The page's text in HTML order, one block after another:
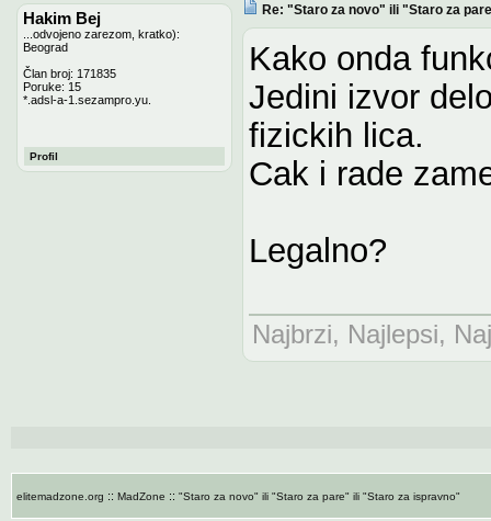
Hakim Bej
...odvojeno zarezom, kratko):
Beograd
Član broj: 171835
Poruke: 15
*.adsl-a-1.sezampro.yu.
Profil
Re: "Staro za novo" ili "Staro za
Kako onda
Jedini izvor
fizickih lica.
Cak i rade
Legalno?
Najbrzi, Najlepsi,
elitemadzone.org :: MadZone :: "Staro za novo" ili "Staro za pare" ili "Staro za ispravno"